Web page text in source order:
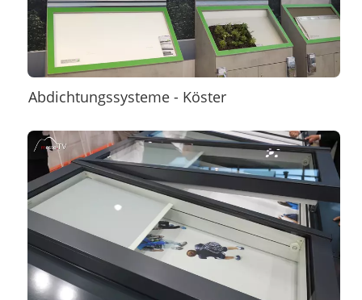
Abdichtungssysteme - Köster